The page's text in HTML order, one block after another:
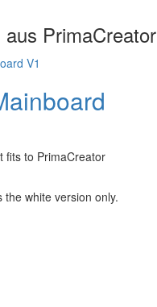
PrimaCreator
fits to PrimaCreator
the white version only.